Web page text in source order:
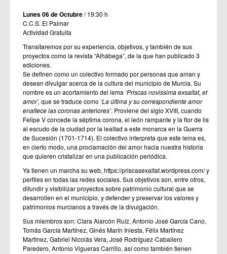
Lunes 06 de Octubre/ 19:30 h
C.C.S. El Palmar
Actividad Gratuita
Transitaremos por su experiencia, objetivos, y también de sus
proyectos como la revista “Alhábega”, de la que han publicado 3
ediciones.
Se definen como un colectivo formado por personas que aman y
desean divulgar acerca de la cultura del municipio de Murcia. Su
nombre es un acortamiento del lema ‘Priscas novissima exsaltat, et
amor’, que se traduce como ‘La última y su correspondiente amor
enaltece las coronas anteriores’. Proviene del siglo XVIII, cuando
Felipe V concede la séptima corona, el león rampante y la flor de lis
al escudo de la ciudad por la lealtad a este monarca en la Guerra
de Sucesión (1701-1714). El colectivo interpreta que este lema es,
en cierto modo, una proclamación del amor hacia nuestra historia
que quieren cristalizar en una publicación periódica.
Ya tienen un marcha su web, https://priscasexaltat.wordpress.com/y
perfiles en todas las redes sociales. Sus objetivos son, entre otros,
difundir y visibilizar proyectos sobre patrimonio cultural que se
desarrollen en el municipio, y defender y preservar los valores y
patrimonios murcianos a través de la divulgación.
Sus miembros son: Clara Alarcón Ruíz, Antonio José García Cano,
Tomás García Martínez, Ginés Marín Iniesta, Félix Martínez
Martínez, Gabriel Nicolás Vera, José Rodríguez-Caballero
Paredero, Antonio Vigueras Carrillo, así como también tienen